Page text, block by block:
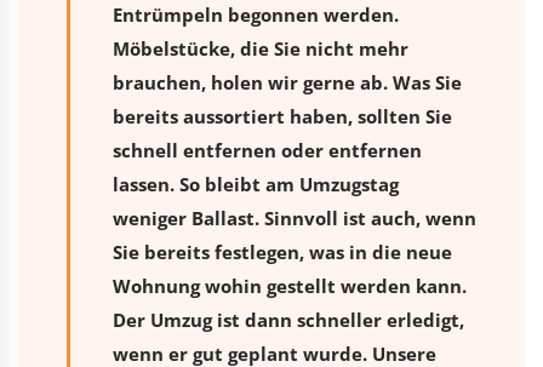
Entrümpeln begonnen werden.
Möbelstücke, die Sie nicht mehr
brauchen, holen wir gerne ab. Was Sie
bereits aussortiert haben, sollten Sie
schnell entfernen oder entfernen
lassen. So bleibt am Umzugstag
weniger Ballast. Sinnvoll ist auch, wenn
Sie bereits festlegen, was in die neue
Wohnung wohin gestellt werden kann.
Der Umzug ist dann schneller erledigt,
wenn er gut geplant wurde. Unsere